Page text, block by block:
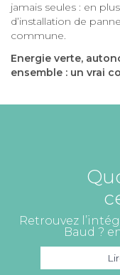
jamais seules : en
d’installation de
commune.
Energie verte,
ensemble : un vrai
Retrouvez
Baud ?